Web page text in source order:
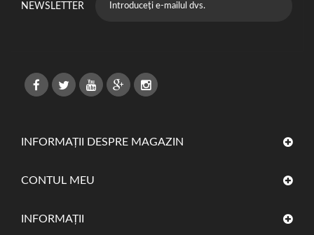
NEWSLETTER
INFORMAȚII DESPRE MAGAZIN
CONTUL MEU
INFORMAŢII